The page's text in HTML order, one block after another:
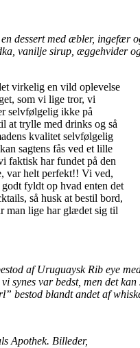
dessert med æbler, ingefær
vanilje sirup, æggehvider
virkelig en vild oplevelse
som vi lige tror, vi
selvfølgelig ikke på
at trylle med drinks og så
kvalitet selvfølgelig
sagtens fås ved et lille
faktisk har fundet på den
var helt perfekt!! Vi ved,
fyldt op hvad enten det
så husk at bestil bord,
man lige har glædet sig til
af Uruguaysk Rib eye
synes var bedst, men det
bestod blandt andet af
Apothek. Billeder,